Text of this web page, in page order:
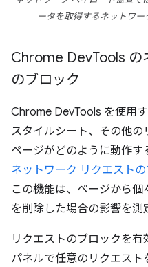
ータを取得するネットワー
Chrome DevTools の
のブロック
Chrome DevTools を使用
スタイルシート、その他
ページがどのように動作す
ネットワーク リクエスト
この機能は、ページから
を削除した場合の影響を測
リクエストのブロックを
パネルで任意のリクエス